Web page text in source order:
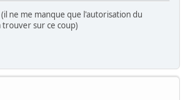
ne me manque que l'autorisation du
sur ce coup)